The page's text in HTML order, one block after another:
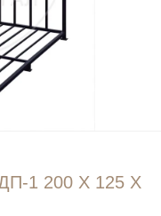
1 200 Х 125 Х